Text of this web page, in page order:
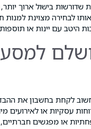
בישול ארוך
לבחירה מצוינת למנות
עם יינות או תוספות
לקחת בחשבון את
עסקיות או לאירועים
או מפגשים חברתיים,